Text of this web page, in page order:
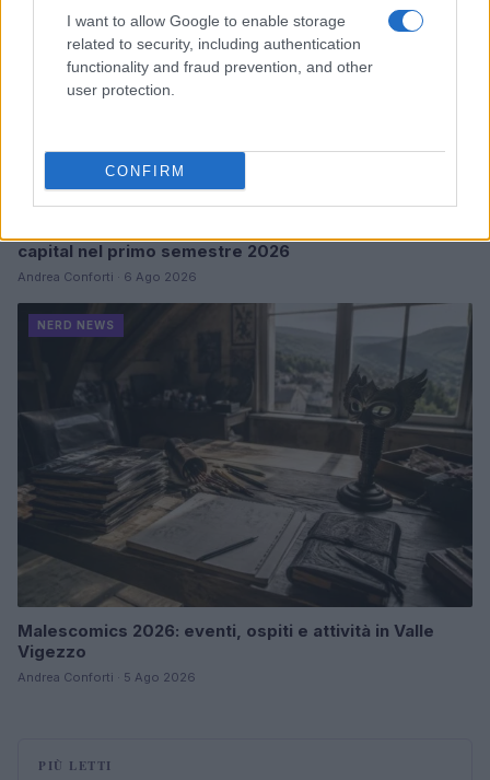
I want to allow Google to enable storage
related to security, including authentication
functionality and fraud prevention, and other
user protection.
CONFIRM
capital nel primo semestre 2026
Andrea Conforti · 6 Ago 2026
NERD NEWS
Malescomics 2026: eventi, ospiti e attività in Valle
Vigezzo
Andrea Conforti · 5 Ago 2026
PIÙ LETTI